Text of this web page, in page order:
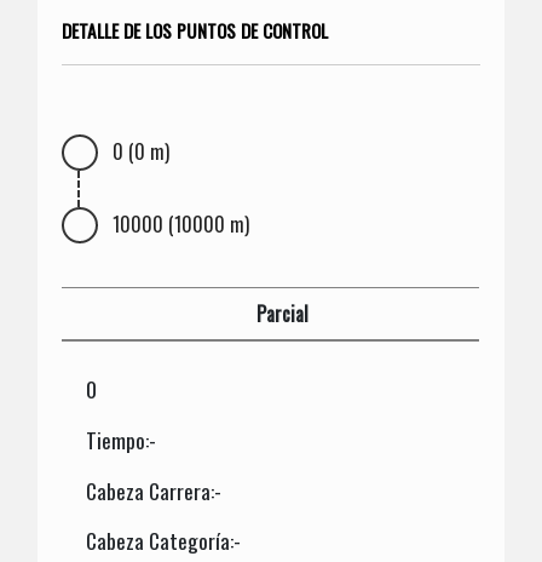
DETALLE DE LOS PUNTOS DE CONTROL
0 (0 m)
10000 (10000 m)
Parcial
0
Tiempo:-
Cabeza Carrera:-
Cabeza Categoría:-